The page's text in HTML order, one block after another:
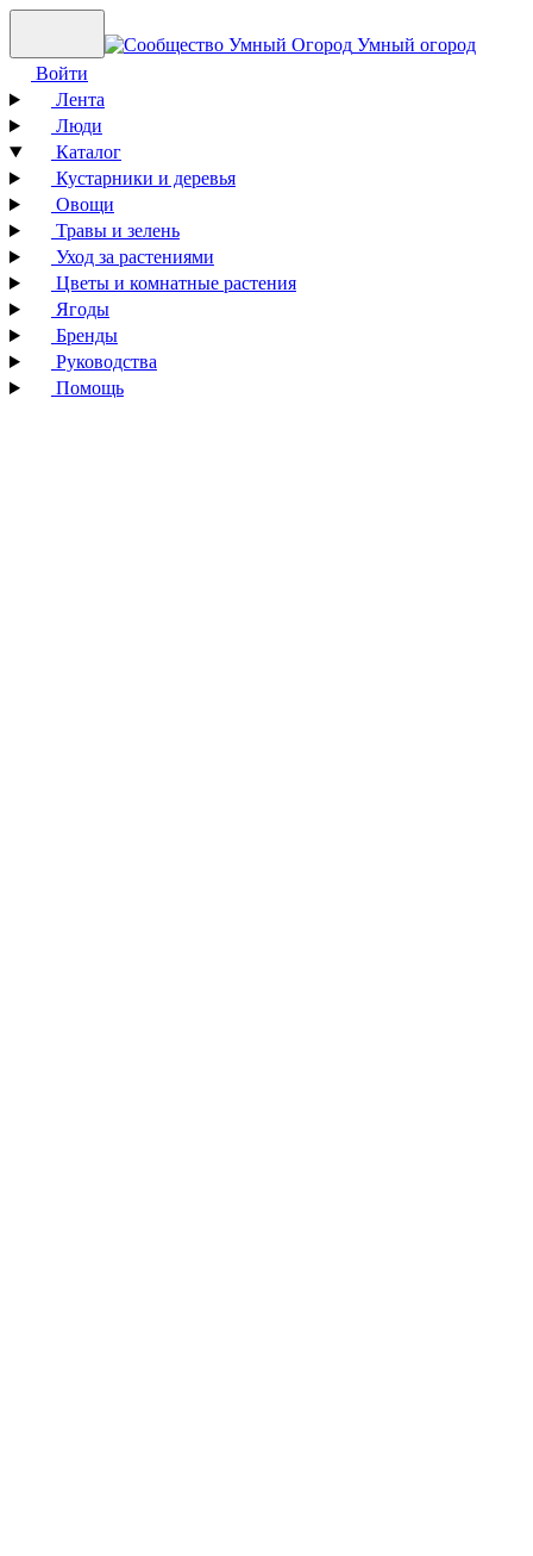
Умный огород
Войти
Лента
Люди
Каталог
Кустарники и деревья
Овощи
Травы и зелень
Уход за растениями
Цветы и комнатные растения
Ягоды
Бренды
Руководства
Помощь